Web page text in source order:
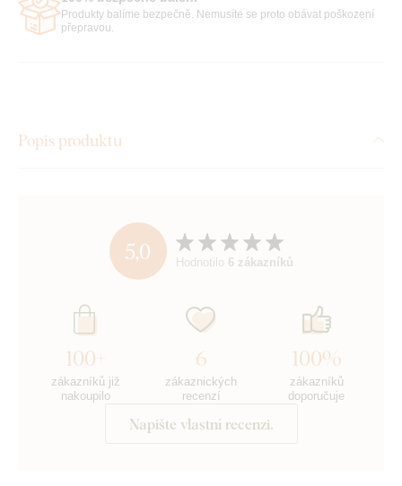
Produkty balíme bezpečně. Nemusíte se proto obávat poškození
přepravou.
Popis produktu
5,0 Hodnotilo 6 zákazníků
100+
zákazníků již
nakoupilo
6
zákaznických
recenzí
100%
zákazníků
doporučuje
Napište vlastní recenzi.